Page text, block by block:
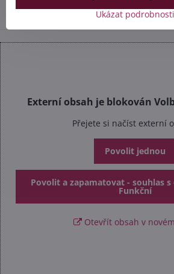
Externí obsah je blokován
Přejete si načíst externí
Povolit jednou
Povolit a zapamatovat - souhlas
Funkční
Otevřít obsah v
Ukázat podrobnosti